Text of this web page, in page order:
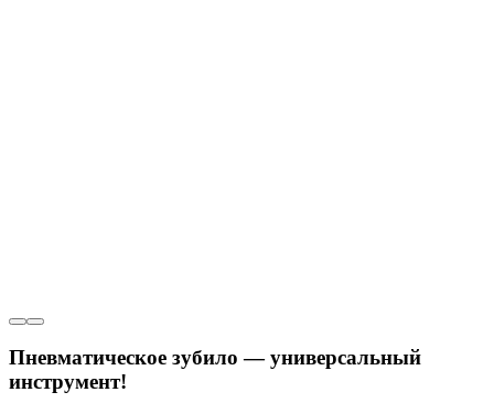
Пневматическое зубило — универсальный
инструмент!